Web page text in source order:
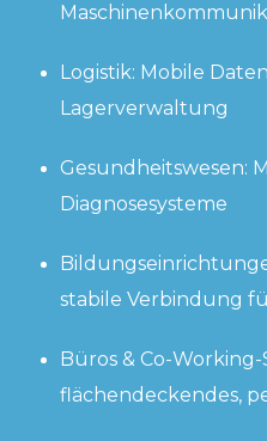
Logistik: Mobile
Lagerverwaltung
Gesundheitswesen:
Diagnosesysteme
stabile Verbindung
Büros & Co-Working-
flächendeckendes,